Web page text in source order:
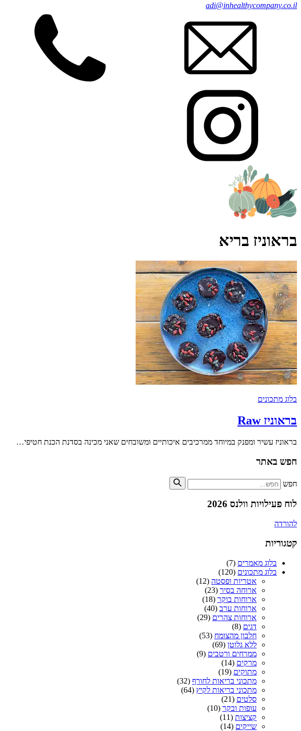
adi@inhealthycompany.co.il
בראוניז בריא
בלוג מתכונים
בראוניז Raw
בראוניז עשיר ומפנק במיוחד ממרכיבים איכותיים ומשובחים שאני מכינה בסדנת הכנת חטיפי…
חפש באתר
חפש
לוח פעילויות וולנס 2026
להורדה
קטגוריות
בלוג מאמרים (7)
בלוג מתכונים (120)
אטריות ופסטה (12)
ארוחה בסיר (23)
ארוחות בוקר (18)
ארוחות ערב (40)
ארוחות צהרים (29)
דגים (8)
חלבון מהצומח (53)
ללא גלוטן (69)
ממרחים ורטבים (9)
מרקים (14)
מתוקים (19)
מתכוני בריאות לחורף (32)
מתכוני בריאות לקיץ (64)
סלטים (21)
עופות ובקר (10)
קציצות (11)
שייקים (14)